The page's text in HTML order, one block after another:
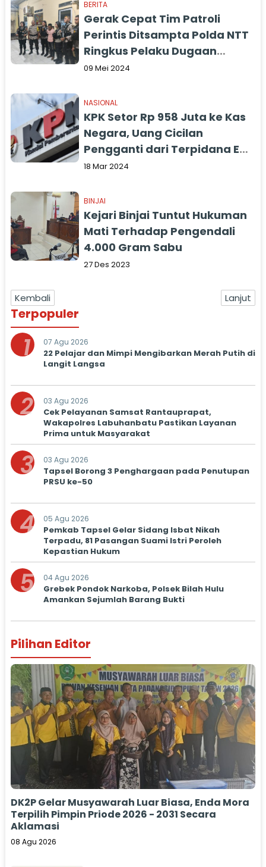
BERITA
Gerak Cepat Tim Patroli
Perintis Ditsampta Polda NTT
Ringkus Pelaku Dugaan
Pencurian
09 Mei 2024
NASIONAL
KPK Setor Rp 958 Juta ke Kas
Negara, Uang Cicilan
Pengganti dari Terpidana Eks
Walkot Banjar Herman
18 Mar 2024
BINJAI
Kejari Binjai Tuntut Hukuman
Mati Terhadap Pengendali
4.000 Gram Sabu
27 Des 2023
Kembali Lanjut
Terpopuler
1 07 Agu 2026
22 Pelajar dan Mimpi Mengibarkan Merah Putih di
Langit Langsa
2 03 Agu 2026
Cek Pelayanan Samsat Rantauprapat,
Wakapolres Labuhanbatu Pastikan Layanan
Prima untuk Masyarakat
3 03 Agu 2026
Tapsel Borong 3 Penghargaan pada Penutupan
PRSU ke-50
4 05 Agu 2026
Pemkab Tapsel Gelar Sidang Isbat Nikah
Terpadu, 81 Pasangan Suami Istri Peroleh
Kepastian Hukum
5 04 Agu 2026
Grebek Pondok Narkoba, Polsek Bilah Hulu
Amankan Sejumlah Barang Bukti
Pilihan Editor
DK2P Gelar Musyawarah Luar Biasa, Enda Mora
Terpilih Pimpin Priode 2026 - 2031 Secara
Aklamasi
08 Agu 2026